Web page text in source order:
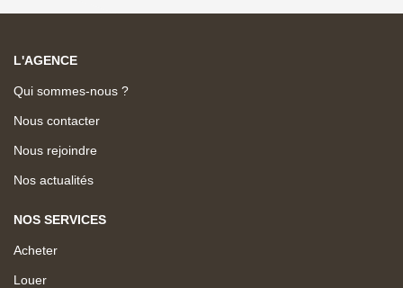
L'AGENCE
Qui sommes-nous ?
Nous contacter
Nous rejoindre
Nos actualités
NOS SERVICES
Acheter
Louer